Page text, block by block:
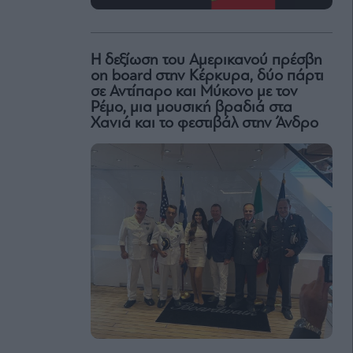
H δεξίωση του Αμερικανού πρέσβη
on board στην Κέρκυρα, δύο πάρτι
σε Αντίπαρο και Μύκονο με τον
Ρέμο, μια μουσική βραδιά στα
Χανιά και το φεστιβάλ στην Άνδρο